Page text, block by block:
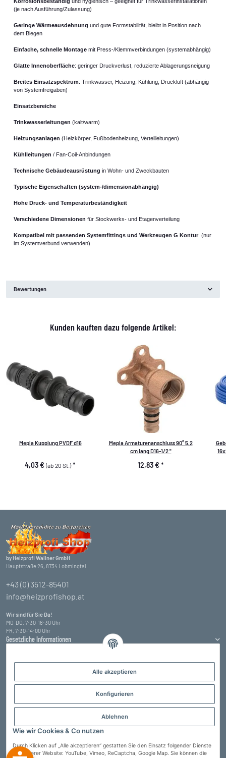
Alle akzeptieren
Konfigurieren
Ablehnen
Wie wir Cookies & Co nutzen
Durch Klicken auf „Alle akzeptieren“ gestatten Sie den Einsatz folgender Dienste
auf unserer Website: YouTube, Vimeo, ReCaptcha, Google Map. Sie können die
(je nach Ausführung/Zulassung)
Geringe Wärmeausdehnung und gute Formstabilität, bleibt in Position nach
dem Biegen
Einfache, schnelle Montage mit Press-/Klemmverbindungen (systemabhängig)
Glatte Innenoberfläche: geringer Druckverlust, reduzierte Ablagerungsneigung
Breites Einsatzspektrum: Trinkwasser, Heizung, Kühlung, Druckluft (abhängig
von Systemfreigaben)
Einsatzbereiche
Trinkwasserleitungen (kalt/warm)
Heizungsanlagen (Heizkörper, Fußbodenheizung, Verteilleitungen)
Kühlleitungen / Fan-Coil-Anbindungen
Technische Gebäudeausrüstung in Wohn- und Zweckbauten
Typische Eigenschaften (system-/dimensionabhängig)
Hohe Druck- und Temperaturbeständigkeit
Verschiedene Dimensionen für Stockwerks- und Etagenverteilung
Kompatibel mit passenden Systemfittings und Werkzeugen G Kontur (nur
im Systemverbund verwenden)
Bewertungen
Kunden kauften dazu folgende Artikel:
Mepla Kupplung PVDF d16
4,03 € (ab 20 St.) *
Mepla Armaturenanschluss 90° 5,2
cm lang D16-1/2 "
12,83 € *
by Heizprofi Wallner GmbH
Hauptstraße 26, 8734 Lobmingtal
+43 (0) 3512-85401
info@heizprofishop.at
Wir sind für Sie Da!
MO-DO, 7:30-16:30 Uhr
FR, 7:30-14:00 Uhr
Gesetzliche Informationen
Informationen
Zahlungsarten